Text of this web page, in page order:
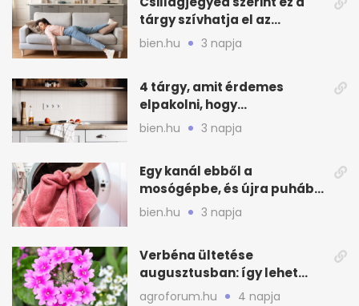
tárgy szívhatja el az
otthonod energiáját
bien.hu 3 napja
4 tárgy, amit érdemes
elpakolni, hogy
hűvösebbnek tűnjön a lakás
bien.hu 3 napja
Egy kanál ebből a
mosógépbe, és újra puhább
lesz a törölköző
bien.hu 3 napja
Verbéna ültetése
augusztusban: így lehet
még idén virágos a kert
agroforum.hu 4 napja